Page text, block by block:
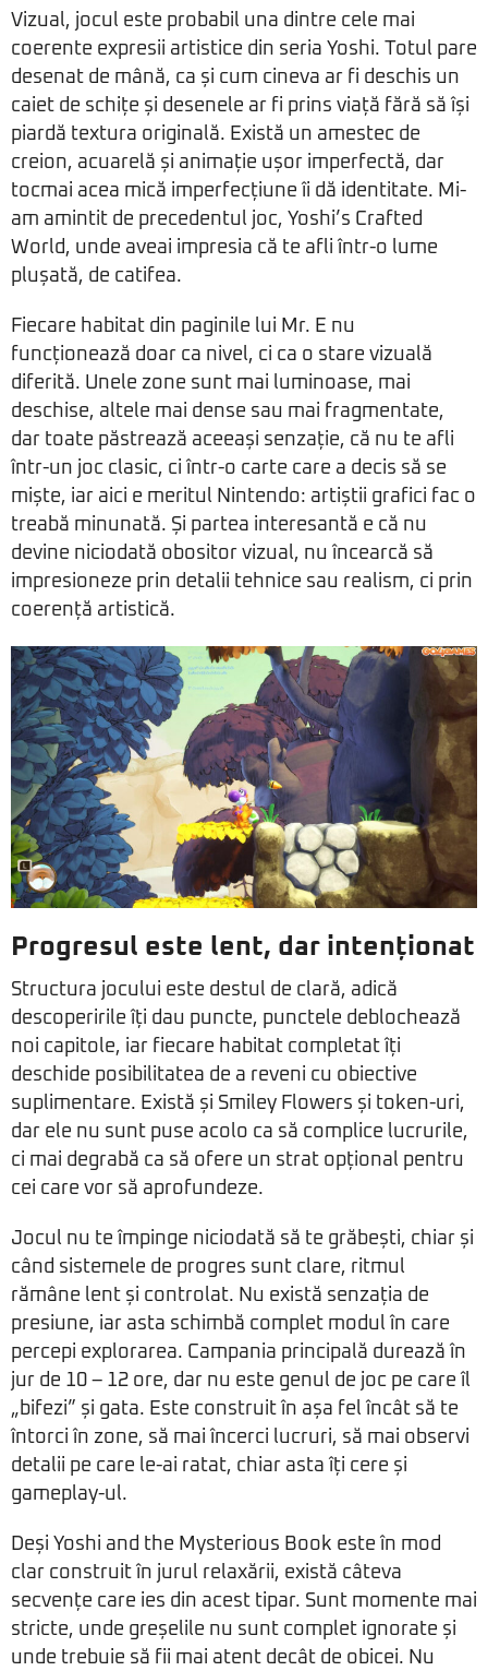
Vizual, jocul este probabil una dintre cele mai
coerente expresii artistice din seria Yoshi. Totul pare
desenat de mână, ca și cum cineva ar fi deschis un
caiet de schițe și desenele ar fi prins viață fără să își
piardă textura originală. Există un amestec de
creion, acuarelă și animație ușor imperfectă, dar
tocmai acea mică imperfecțiune îi dă identitate. Mi-
am amintit de precedentul joc, Yoshi’s Crafted
World, unde aveai impresia că te afli într-o lume
plușată, de catifea.
Fiecare habitat din paginile lui Mr. E nu
funcționează doar ca nivel, ci ca o stare vizuală
diferită. Unele zone sunt mai luminoase, mai
deschise, altele mai dense sau mai fragmentate,
dar toate păstrează aceeași senzație, că nu te afli
într-un joc clasic, ci într-o carte care a decis să se
miște, iar aici e meritul Nintendo: artiștii grafici fac o
treabă minunată. Și partea interesantă e că nu
devine niciodată obositor vizual, nu încearcă să
impresioneze prin detalii tehnice sau realism, ci prin
coerență artistică.
Progresul este lent, dar intenționat
Structura jocului este destul de clară, adică
descoperirile îți dau puncte, punctele deblochează
noi capitole, iar fiecare habitat completat îți
deschide posibilitatea de a reveni cu obiective
suplimentare. Există și Smiley Flowers și token-uri,
dar ele nu sunt puse acolo ca să complice lucrurile,
ci mai degrabă ca să ofere un strat opțional pentru
cei care vor să aprofundeze.
Jocul nu te împinge niciodată să te grăbești, chiar și
când sistemele de progres sunt clare, ritmul
rămâne lent și controlat. Nu există senzația de
presiune, iar asta schimbă complet modul în care
percepi explorarea. Campania principală durează în
jur de 10 – 12 ore, dar nu este genul de joc pe care îl
„bifezi” și gata. Este construit în așa fel încât să te
întorci în zone, să mai încerci lucruri, să mai observi
detalii pe care le-ai ratat, chiar asta îți cere și
gameplay-ul.
Deși Yoshi and the Mysterious Book este în mod
clar construit în jurul relaxării, există câteva
secvențe care ies din acest tipar. Sunt momente mai
stricte, unde greșelile nu sunt complet ignorate și
unde trebuie să fii mai atent decât de obicei. Nu